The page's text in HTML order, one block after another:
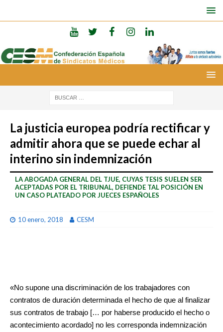
La justicia europea podría rectificar y
admitir ahora que se puede echar al
interino sin indemnización
LA ABOGADA GENERAL DEL TJUE, CUYAS TESIS SUELEN SER
ACEPTADAS POR EL TRIBUNAL, DEFIENDE TAL POSICIÓN EN
UN CASO PLATEADO POR JUECES ESPAÑOLES
10 enero, 2018 CESM
«No supone una discriminación de los trabajadores con
contratos de duración determinada el hecho de que al finalizar
sus contratos de trabajo [… por haberse producido el hecho o
acontecimiento acordado] no les corresponda indemnización